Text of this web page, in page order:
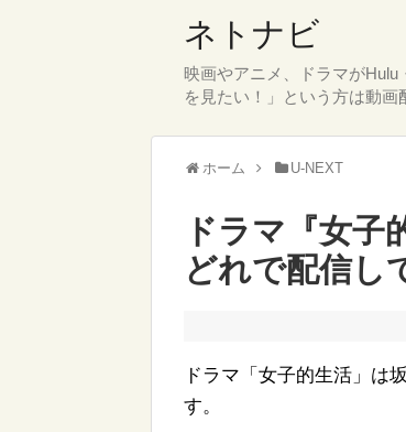
ネトナビ
映画やアニメ、ドラマが
を見たい！」という方は動画
ホーム U-NEXT
ドラマ『女
どれで配信し
ドラマ「女子的生活」は
す。